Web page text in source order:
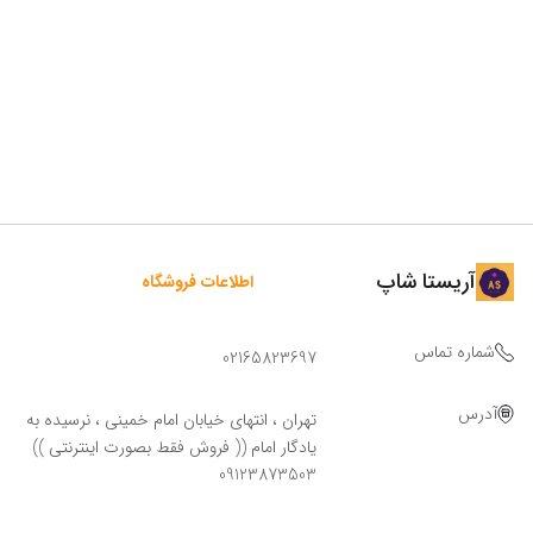
آریستا شاپ اطلاعات فروشگاه
شماره تماس 02165823697
آدرس
تهران ، انتهای خیابان امام خمینی ، نرسیده به
یادگار امام (( فروش فقط بصورت اینترنتی ))
09123873503